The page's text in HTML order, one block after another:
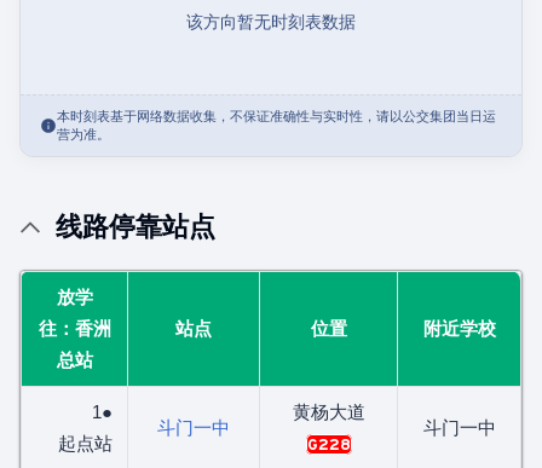
该方向暂无时刻表数据
本时刻表基于网络数据收集，不保证准确性与实时性，请以公交集团当日运
营为准。
线路停靠站点
放学
往：香洲
总站
站点 位置 附近学校
1●
起点站
斗门一中
黄杨大道
G228
斗门一中